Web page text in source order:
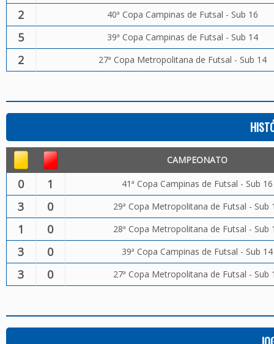
2 40ª Copa Campinas de Futsal - Sub 16
5 39ª Copa Campinas de Futsal - Sub 14
2 27ª Copa Metropolitana de Futsal - Sub 14
CAMPEONATO
0 1 41ª Copa Campinas de Futsal - Sub 16
3 0 29ª Copa Metropolitana de Futsal - Sub
1 0 28ª Copa Metropolitana de Futsal - Sub
3 0 39ª Copa Campinas de Futsal - Sub 14
3 0 27ª Copa Metropolitana de Futsal - Sub